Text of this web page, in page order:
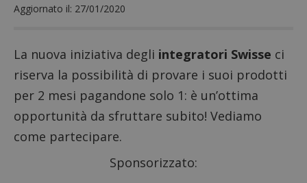
Aggiornato il: 27/01/2020
La nuova iniziativa degli integratori Swisse ci
riserva la possibilità di provare i suoi prodotti
per 2 mesi pagandone solo 1: è un’ottima
opportunità da sfruttare subito! Vediamo
come partecipare.
Sponsorizzato: